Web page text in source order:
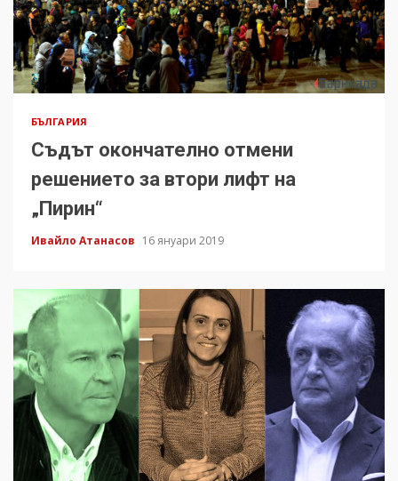
БЪЛГАРИЯ
Съдът окончателно отмени
решението за втори лифт на
„Пирин“
Ивайло Атанасов 16 януари 2019